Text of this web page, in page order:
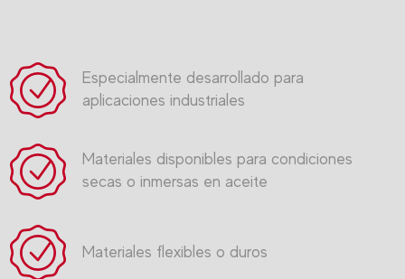
Especialmente desarrollado para
aplicaciones industriales
Materiales disponibles para condiciones
secas o inmersas en aceite
Materiales flexibles o duros